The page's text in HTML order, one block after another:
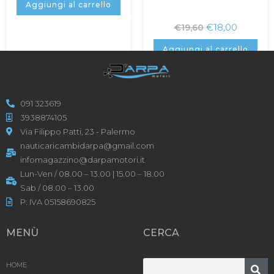
Aggiungi al carrello
€19,60 €18,00
Aggiungi al carrello
091 323619
3938874105
Via Filippo Patti, 23 - Palermo
nauticaricambidarpa@gmail.com
infomagazzino@darpamotori.it
Lun-Ven / 08.00 – 13.00 | 15.00 – 18.00
Sab / 08.00 – 13.00
P: IVA 05158690825
MENÙ
HOME
CERCA